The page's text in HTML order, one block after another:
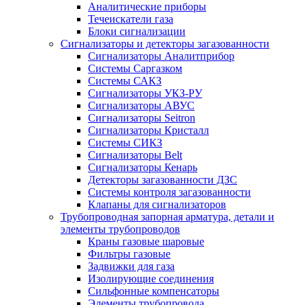
Аналитические приборы
Течеискатели газа
Блоки сигнализации
Сигнализаторы и детекторы загазованности
Сигнализаторы Аналитприбор
Системы Саргазком
Системы САКЗ
Сигнализаторы УКЗ-РУ
Сигнализаторы АВУС
Сигнализаторы Seitron
Сигнализаторы Кристалл
Системы СИКЗ
Сигнализаторы Belt
Сигнализаторы Кенарь
Детекторы загазованности ДЗС
Системы контроля загазованности
Клапаны для сигнализаторов
Трубопроводная запорная арматура, детали и
элементы трубопроводов
Краны газовые шаровые
Фильтры газовые
Задвижки для газа
Изолирующие соединения
Сильфонные компенсаторы